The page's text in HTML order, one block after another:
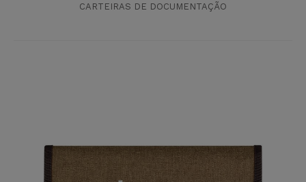
CARTEIRAS DE DOCUMENTAÇÃO